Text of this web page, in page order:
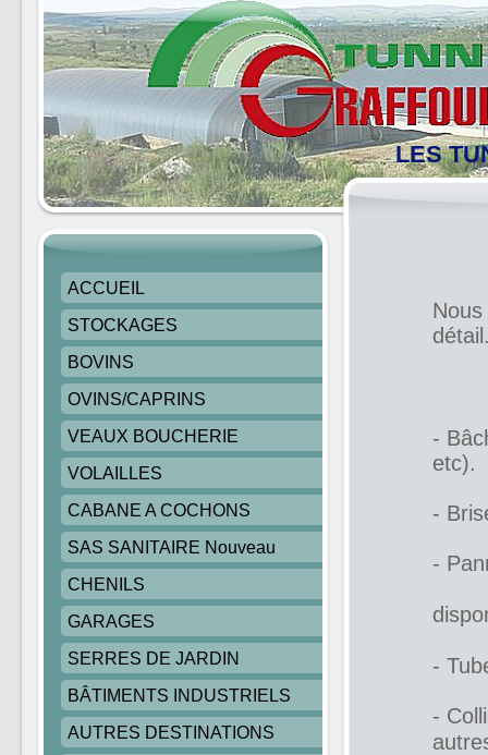
LES
-
etc).
-
-
-
-
ACCUEIL
STOCKAGES
BOVINS
OVINS/CAPRINS
VEAUX BOUCHERIE
VOLAILLES
CABANE A COCHONS
SAS SANITAIRE Nouveau
CHENILS
GARAGES
SERRES DE JARDIN
BÂTIMENTS INDUSTRIELS
AUTRES DESTINATIONS